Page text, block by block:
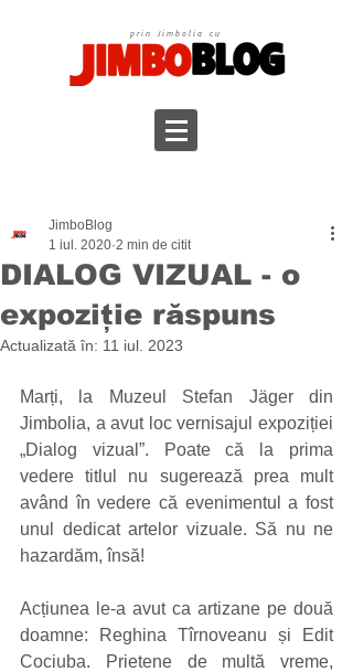
prin Jimbolia cu
DIALOG VIZUAL - o
expoziție răspuns
JimboBlog
1 iul. 2020 2 min de citit
Actualizată în: 11 iul. 2023
Marți, la Muzeul Stefan Jäger din
Jimbolia, a avut loc vernisajul expoziției
„Dialog vizual”. Poate că la prima
vedere titlul nu sugerează prea mult
având în vedere că evenimentul a fost
unul dedicat artelor vizuale. Să nu ne
hazardăm, însă!
Acțiunea le-a avut ca artizane pe două
doamne: Reghina Tîrnoveanu și Edit
Cociuba. Prietene de multă vreme,